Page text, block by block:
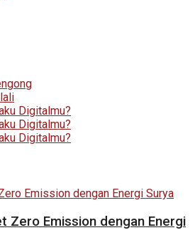
Zero Emission dengan Energi